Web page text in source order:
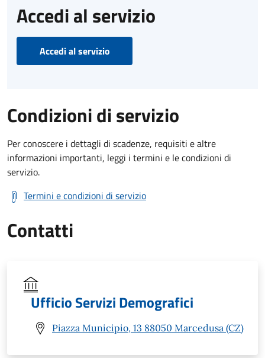
Accedi al servizio
Accedi al servizio
Condizioni di servizio
Per conoscere i dettagli di scadenze, requisiti e altre
informazioni importanti, leggi i termini e le condizioni di
servizio.
Termini e condizioni di servizio
Contatti
Ufficio Servizi Demografici
Piazza Municipio, 13 88050 Marcedusa (CZ)